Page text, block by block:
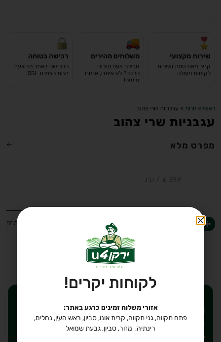
ראשי » חנות » עגבניות שרי צהוב
עגבניות שרי צהוב
מפרט מלא
מחיר ל-100 גרם: 3.99 ₪
+
-
שירות מקצועי
קניה מאובטחת ושירות
לקוחות מעולה
משלוחים מהירים
זוכירם פעם חיכינו
הרבה? לא איתנו, אנחנו
זריזים!
רכישה בטוחה
הרכישה באתר מבוצעת
תחת הצפנת SSL.
רוצים לקבל הנחות ישירות
לאימייל שלכם?
יאללה, חבל לפספס. כתבו את הכתובת אימייל על מנת להירשם
לקוחות יקרים!
אזורי משלוח זמינים כרגע באתר:
פתח תקווה, גני תקווה, קרית אונו, סביון, ראש העין, נחלים,
רינתיה, מזור, סביון, גבעת שמואל